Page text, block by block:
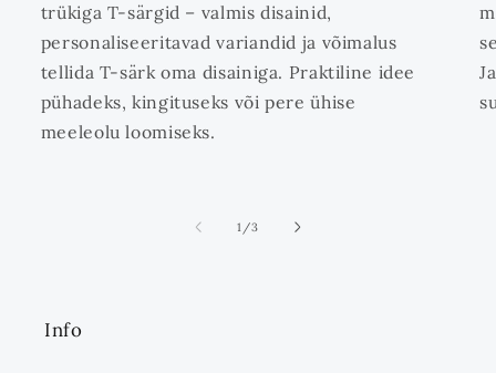
trükiga T-särgid – valmis disainid,
personaliseeritavad variandid ja võimalus
tellida T-särk oma disainiga. Praktiline idee
pühadeks, kingituseks või pere ühise
meeleolu loomiseks.
1 /ei
3
Info